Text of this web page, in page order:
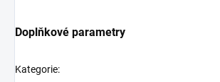
Doplňkové parametry
Kategorie: